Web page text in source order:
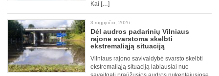
Kai […]
3 rugpjūčio, 2026
Dėl audros padarinių Vilniaus
rajone svarstoma skelbti
ekstremaliąją situaciją
Vilniaus rajono savivaldybė svarsto skelbti
ekstremaliąją situaciją labiausiai nuo